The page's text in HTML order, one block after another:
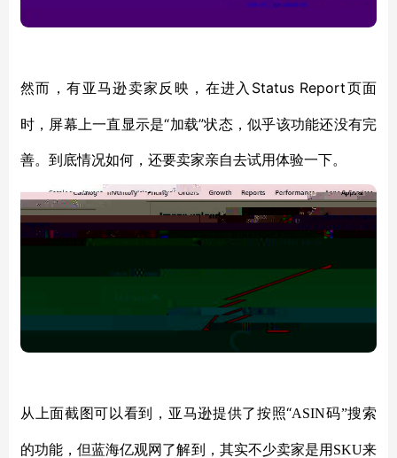
然而，有亚马逊卖家反映，在进入 Status Report页面
时，屏幕上一直显示是“加载”状态，似乎该功能还没有完
善。到底情况如何，还要卖家亲自去试用体验一下。
从上面截图可以看到，亚马逊提供了按照“ASIN码”搜索
的功能，但蓝海亿观网了解到，其实不少卖家是用 SKU来